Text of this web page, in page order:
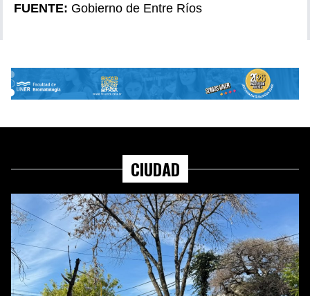
FUENTE: Gobierno de Entre Ríos
CIUDAD